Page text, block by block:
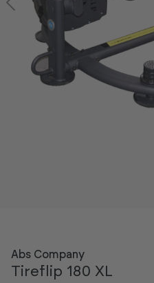
Abs Company
Tireflip 180 XL